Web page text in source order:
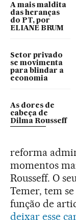
A mais maldita
das heranças
do PT, por
ELIANE BRUM
Setor privado
se movimenta
para blindar a
economia
As dores de
cabeça de
Dilma Rousseff
reforma
momentos
Rousseff. O
Temer, tem
função de
deixar esse